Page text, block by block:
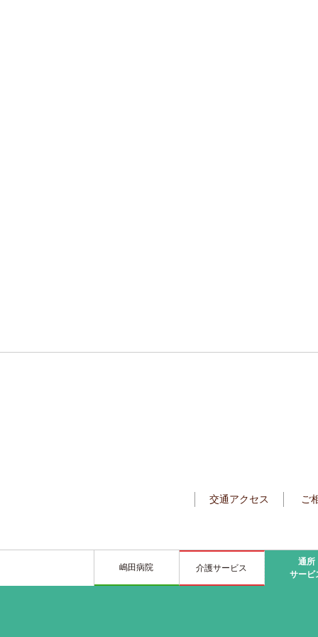
交通アクセス ご
嶋田病院 介護サービス
通所
サービ